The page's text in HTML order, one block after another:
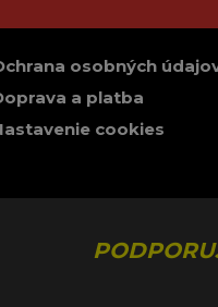
osobných
a platba
cookies